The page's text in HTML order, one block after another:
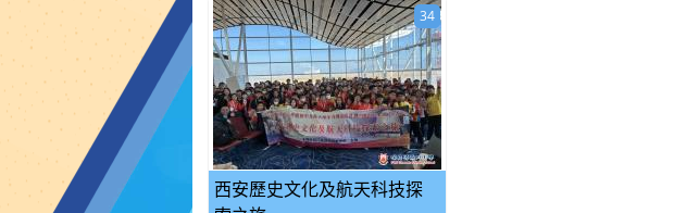
西安歷史文化及航天科技探
34